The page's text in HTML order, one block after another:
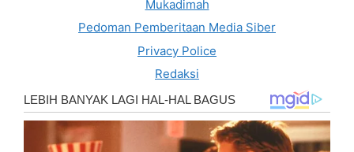
Mukadimah
Pedoman Pemberitaan Media Siber
Privacy Police
Redaksi